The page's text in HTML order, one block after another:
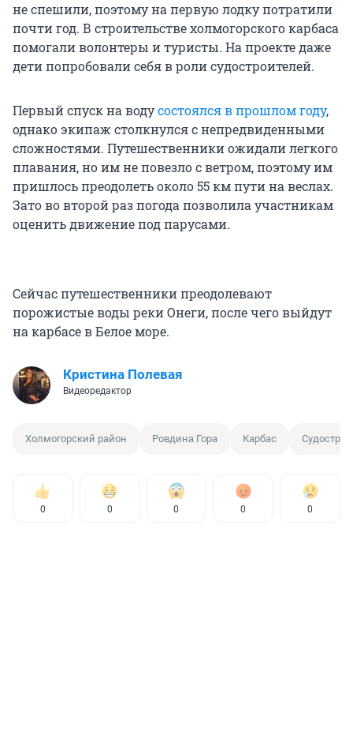
не спешили, поэтому на первую лодку потратили
почти год. В строительстве холмогорского карбаса
помогали волонтеры и туристы. На проекте даже
дети попробовали себя в роли судостроителей.
Первый спуск на водусостоялся в прошлом году,
однако экипаж столкнулся с непредвиденными
сложностями. Путешественники ожидали легкого
плавания, но им не повезло с ветром, поэтому им
пришлось преодолеть около55 кмпути на веслах.
Зато во второй раз погода позволила участникам
оценить движение под парусами.
Сейчас путешественники преодолевают
порожистые воды реки Онеги, после чего выйдут
на карбасе в Белое море.
Кристина Полевая
Видеоредактор
Холмогорский район Ровдина Гора Карбас
0 0 0 0 0